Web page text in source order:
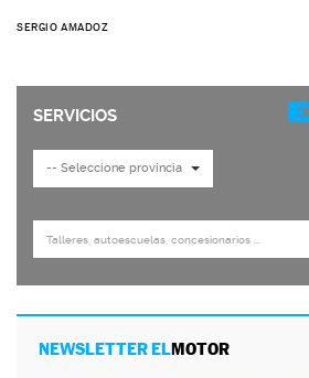
SERGIO AMADOZ
NEWSLETTER ELMOTOR